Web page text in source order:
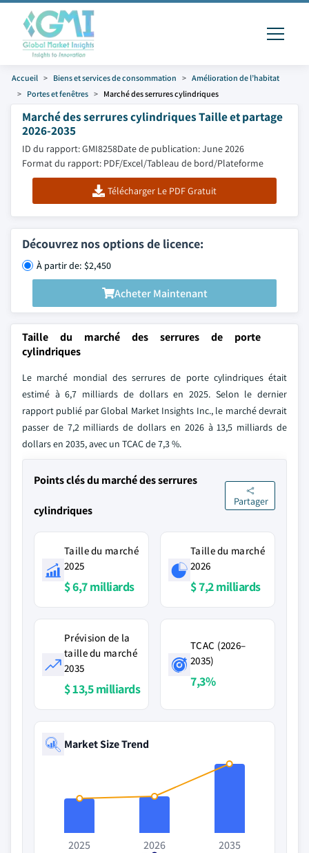
Accueil Biens et services de consommation
Amélioration de l’habitat
Portes et fenêtres
Marché des serrures cylindriques
Marché des serrures cylindriques Taille et partage
2026-2035
ID du rapport: GMI8258Date de publication: June 2026
Format du rapport: PDF/Excel/Tableau de bord/Plateforme
Télécharger Le PDF Gratuit
Découvrez nos options de licence:
À partir de: $2,450
Acheter Maintenant
Taille du marché des serrures de porte
cylindriques
Le marché mondial des serrures de porte cylindriques était
estimé à 6,7 milliards de dollars en 2025. Selon le dernier
rapport publié par Global Market Insights Inc., le marché devrait
passer de 7,2 milliards de dollars en 2026 à 13,5 milliards de
dollars en 2035, avec un TCAC de 7,3 %.
Points clés du marché des serrures
cylindriques
Partager
Taille du marché
2025
$ 6,7 milliards
Taille du marché
2026
$ 7,2 milliards
Prévision de la
taille du marché
2035
$ 13,5 milliards
TCAC (2026–
2035)
7,3%
Market Size Trend
2025
2026
2035